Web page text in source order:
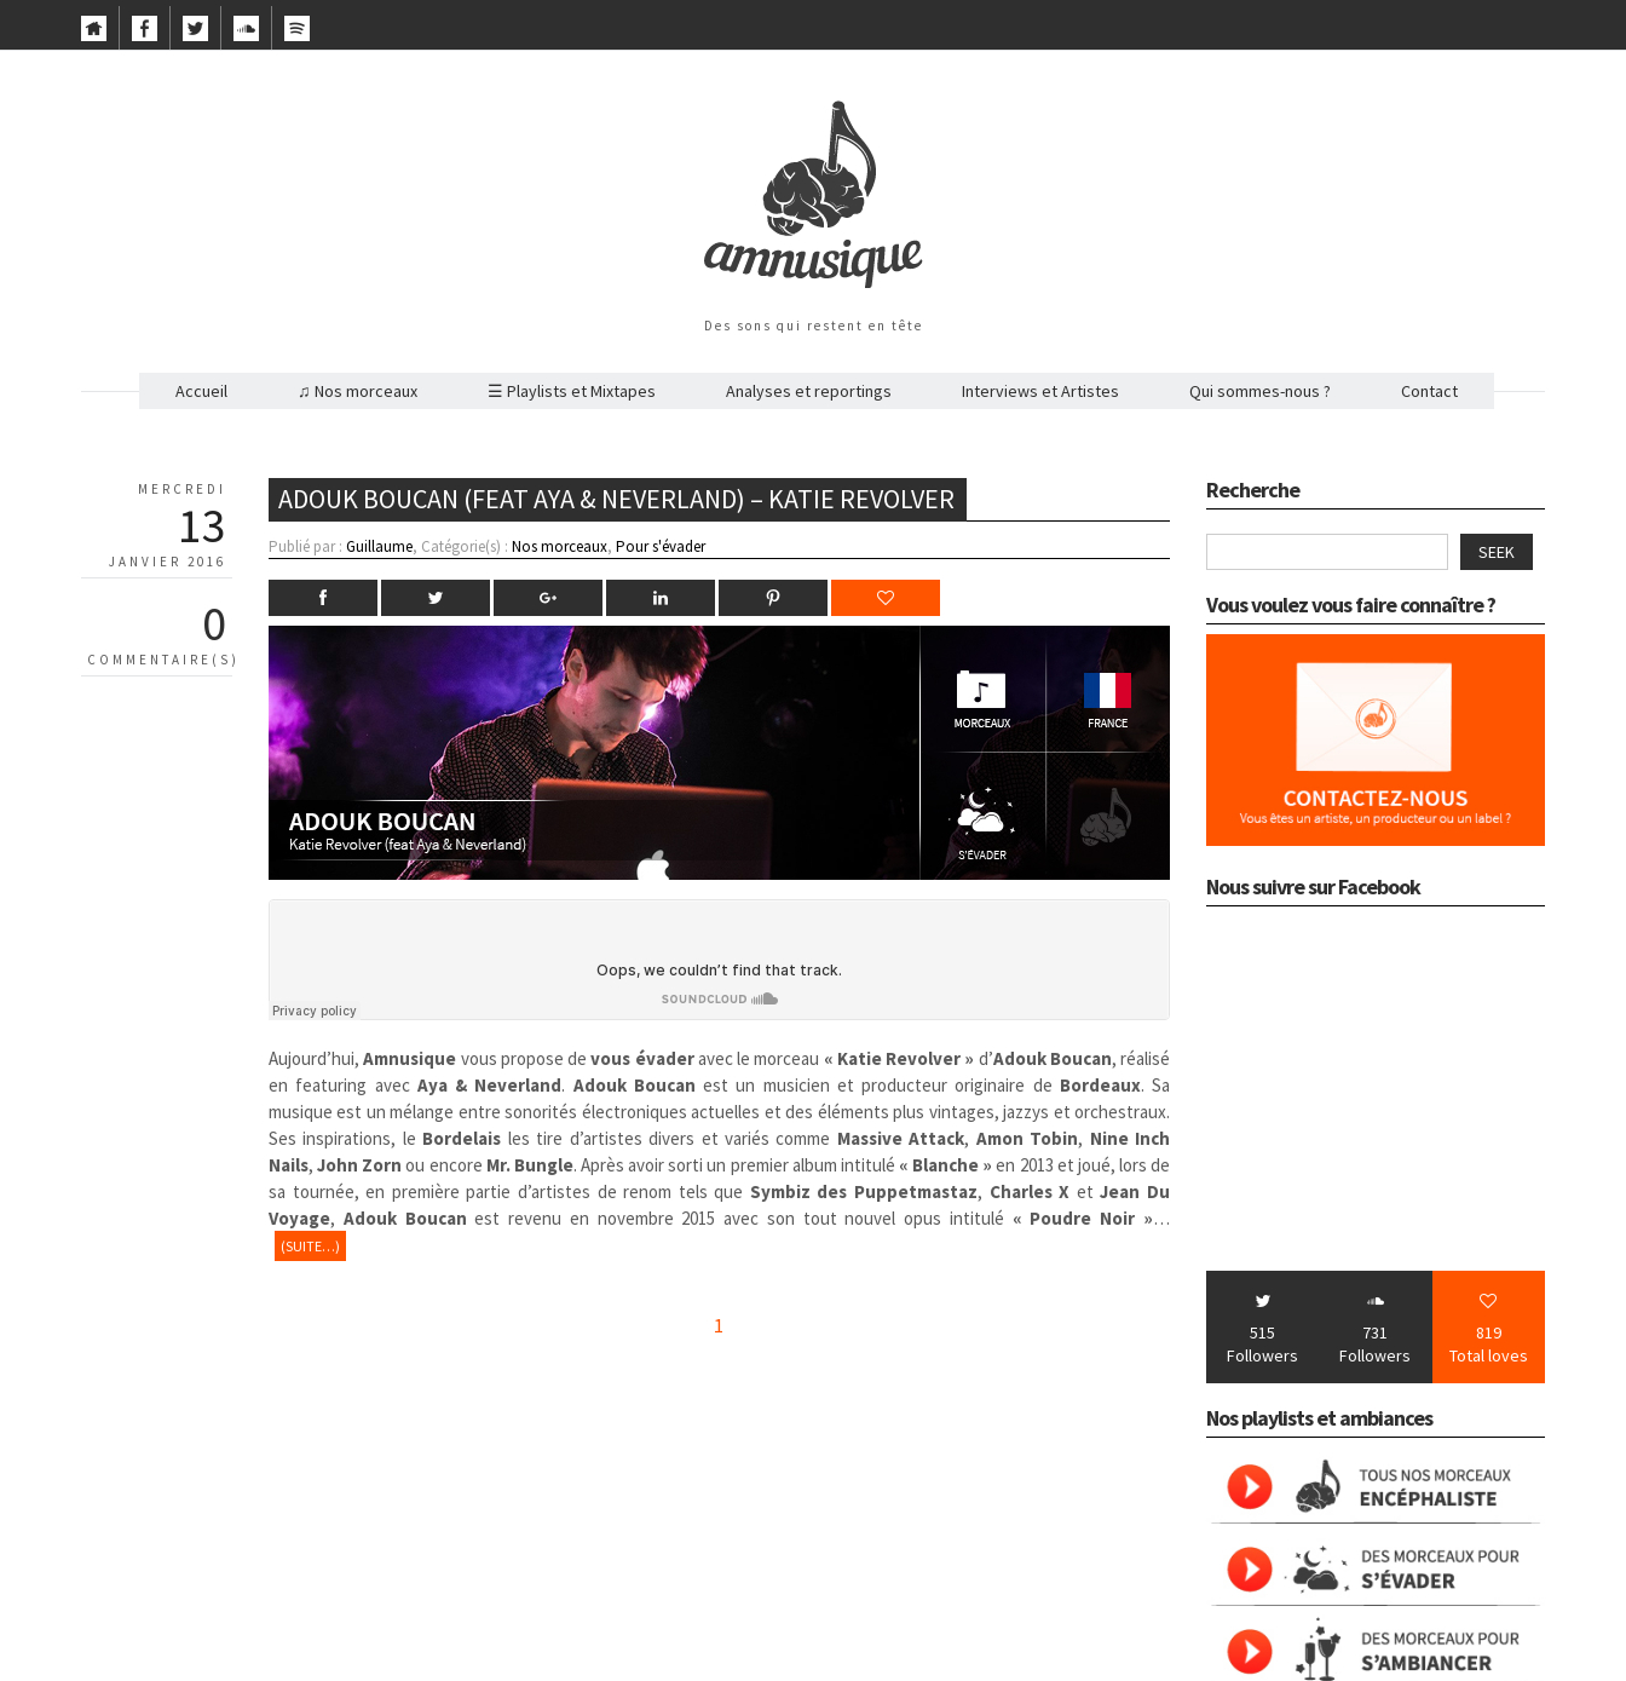
Des sons qui restent en tête
Accueil ♫ Nos morceaux ☰ Playlists et Mixtapes Analyses et reportings Interviews et Artistes Qui sommes-nous ? Contact
MERCREDI
13
JANVIER 2016
0
COMMENTAIRE(S)
ADOUK BOUCAN (FEAT AYA & NEVERLAND) – KATIE REVOLVER
Publié par :Guillaume, Catégorie(s) :Nos morceaux,Pour s'évader
Aujourd’hui,Amnusique vous propose de vous évaderavec le morceau « Katie Revolver » d’Adouk Boucan, réalisé
en featuring avec Aya & Neverland. Adouk Boucan est un musicien et producteur originaire de Bordeaux. Sa
musique est un mélange entre sonorités électroniques actuelles et des éléments plus vintages, jazzys et orchestraux.
Ses inspirations, le Bordelais les tire d’artistes divers et variés comme Massive Attack, Amon Tobin, Nine Inch
Nails,John Zorn ou encore Mr. Bungle. Après avoir sorti un premier album intitulé « Blanche » en 2013 et joué, lors de
sa tournée, en première partie d’artistes de renom tels que Symbiz des Puppetmastaz, Charles X etJean Du
Voyage, Adouk Boucan est revenu en novembre 2015 avec son tout nouvel opus intitulé « Poudre Noir »…
(SUITE…)
1
Recherche
SEEK
Vous voulez vous faire connaître ?
Nous suivre sur Facebook
515
Followers
731
Followers
819
Total loves
Nos playlists et ambiances